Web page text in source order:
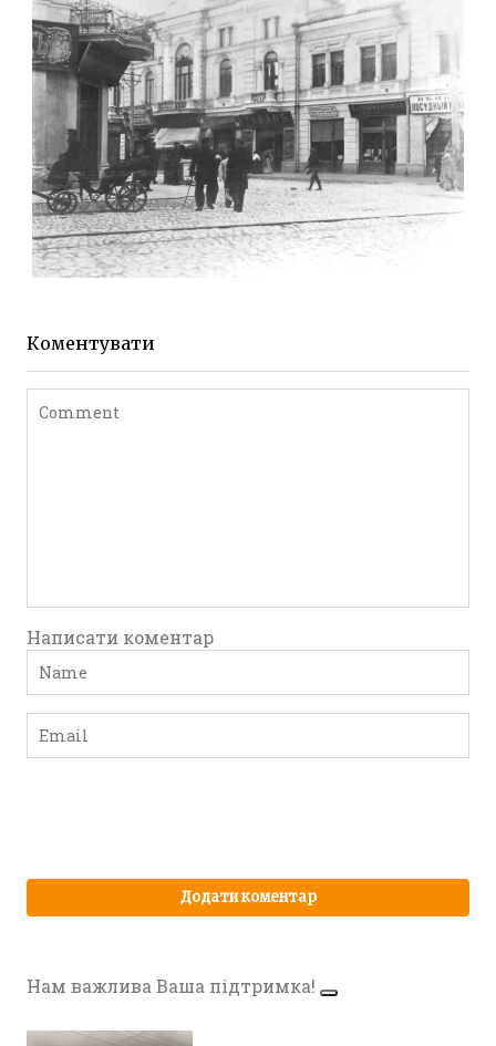
до 1917 року
Leave a comment
ЖИТОМИР МИХАЙЛІВСЬКА 1903 РОКУ
Коментувати
Написати коментар
Нам важлива Ваша підтримка!